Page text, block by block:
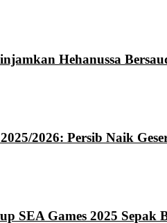
Hehanussa
2026: Persib Naik
SEA Games 2025 Sepak